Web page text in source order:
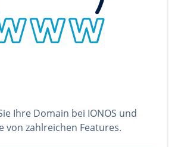
Ihre Domain bei IONOS und
von zahlreichen Features.